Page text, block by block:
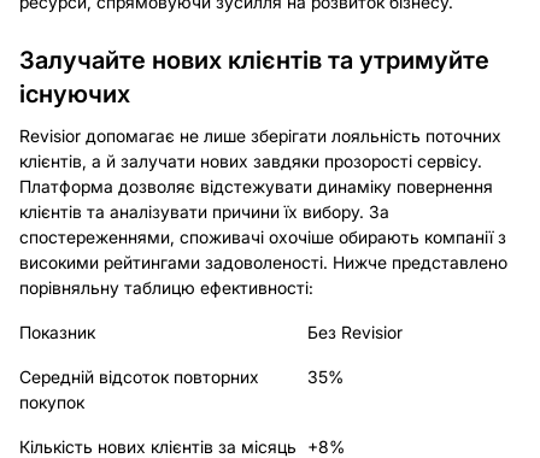
Залучайте нових клієнтів та утримуйте
існуючих
Revisior допомагає не лише зберігати лояльність поточних
клієнтів, а й залучати нових завдяки прозорості сервісу.
Платформа дозволяє відстежувати динаміку повернення
клієнтів та аналізувати причини їх вибору. За
спостереженнями, споживачі охочіше обирають компанії з
високими рейтингами задоволеності. Нижче представлено
порівняльну таблицю ефективності:
Показник Без Revisior
Середній відсоток повторних
покупок
35%
Кількість нових клієнтів за місяць +8%